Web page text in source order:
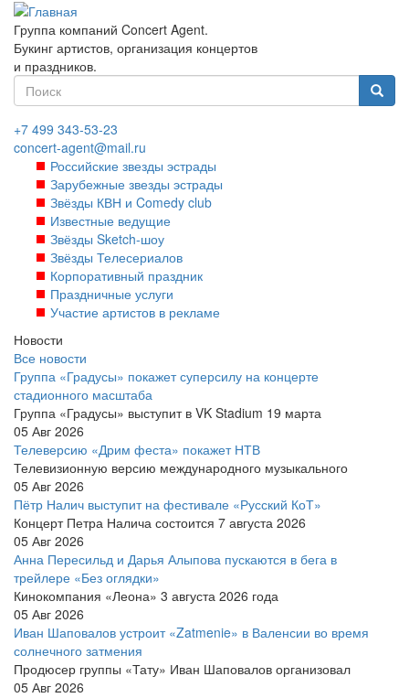
Перейти
основному
содержанию
Группа компаний Concert Agent.
Букинг артистов, организация концертов
и праздников.
Форма
поиска
+7 499 343-53-23
concert-agent@mail.ru
Российские звезды эстрады
Зарубежные звезды эстрады
Звёзды КВН и Comedy club
Известные ведущие
Звёзды Sketch-шоу
Звёзды Телесериалов
Корпоративный праздник
Праздничные услуги
Участие артистов в рекламе
Новости
Все новости
Группа «Градусы» покажет суперсилу на концерте
стадионного масштаба
Группа «Градусы» выступит в VK Stadium 19 марта
05 Авг 2026
Телеверсию «Дрим феста» покажет НТВ
Телевизионную версию международного музыкального
05 Авг 2026
Пётр Налич выступит на фестивале «Русский КоТ»
Концерт Петра Налича состоится 7 августа 2026
05 Авг 2026
Анна Пересильд и Дарья Алыпова пускаются в бега в
трейлере «Без оглядки»
Кинокомпания «Леона» 3 августа 2026 года
05 Авг 2026
Иван Шаповалов устроит «Zatmenie» в Валенсии во время
солнечного затмения
Продюсер группы «Тату» Иван Шаповалов организовал
05 Авг 2026